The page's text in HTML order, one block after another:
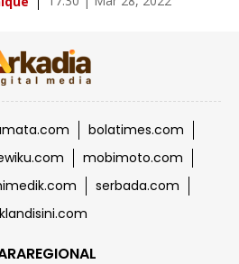
bolatimes.com
mobimoto.com
serbada.com